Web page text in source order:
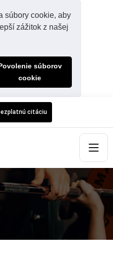
súbory cookie, aby
zážitok z našej
súborov
cookie
citáciu